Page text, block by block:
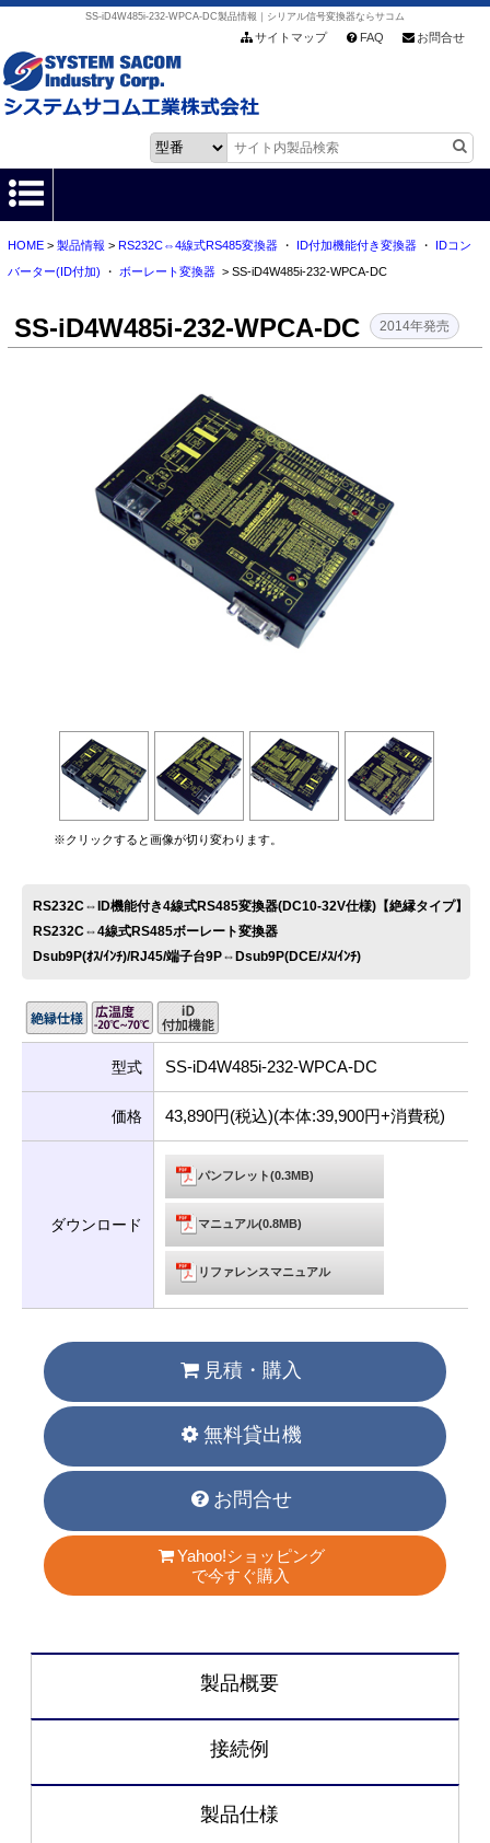
SS-iD4W485i-232-WPCA-DC製品情報｜シリアル信号変換器ならサコム
サイトマップ FAQ お問合せ
HOME
各種ダウンロード
お客様サポート
会社情報
お問い合わせ
HOME> 製品情報 > RS232C⇔4線式RS485変換器・ ID付加機能付き変換器・
IDコン
バーター(ID付加) ・ ボーレート変換器> SS-iD4W485i-232-WPCA-DC
SS-iD4W485i-232-WPCA-DC 2014年発売
※クリックすると画像が切り変わります。
RS232C⇔ID機能付き4線式RS485変換器(DC10-32V仕様)【絶縁タイプ】
RS232C⇔4線式RS485ボーレート変換器
Dsub9P(ｵｽ/ｲﾝﾁ)/RJ45/端子台9P⇔Dsub9P(DCE/ﾒｽ/ｲﾝﾁ)
型式 SS-iD4W485i-232-WPCA-DC
価格 43,890円(税込)(本体:39,900円+消費税)
ダウンロード
パンフレット(0.3MB)
マニュアル(0.8MB)
リファレンスマニュアル
見積・購入
無料貸出機
お問合せ
Yahoo!ショッピング
で今すぐ購入
製品概要
接続例
製品仕様